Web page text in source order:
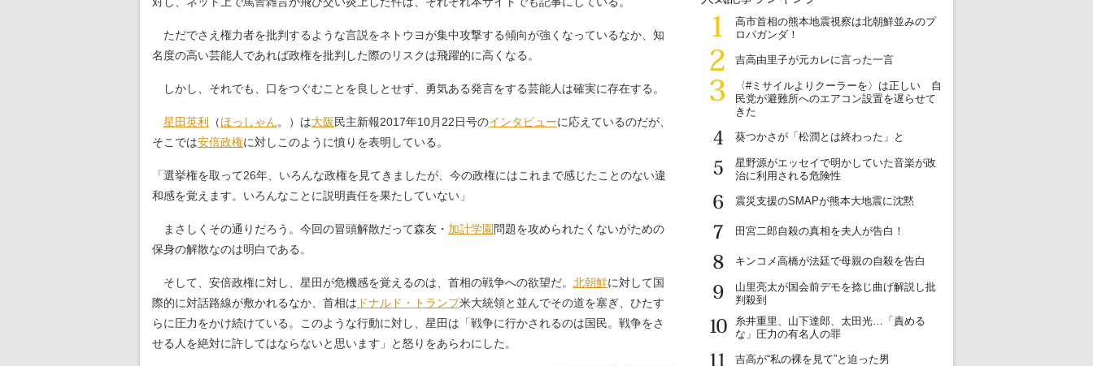
ただでさえ権力者を批判するような言説をネトウヨが集中攻撃する傾向が強くなっているなか、知
名度の高い芸能人であれば政権を批判した際のリスクは飛躍的に高くなる。
しかし、それでも、口をつぐむことを良しとせず、勇気ある発言をする芸能人は確実に存在する。
星田英利 （ほっしゃん。）は大阪 民主新報2017年10月22日号のインタビューに応えているのだが、
そこでは安倍政権に対しこのように憤りを表明している。
「選挙権を取って26年、いろんな政権を見てきましたが、今の政権にはこれまで感じたことのない違
和感を覚えます。いろんなことに説明責任を果たしていない」
まさしくその通りだろう。今回の冒頭解散だって森友・ 加計学園 問題を攻められたくないがための
保身の解散なのは明白である。
そして、安倍政権に対し、星田が危機感を覚えるのは、首相の戦争への欲望だ。 北朝鮮に対して国
際的に対話路線が敷かれるなか、首相は ドナルド・トランプ米大統領と並んでその道を塞ぎ、ひたす
らに圧力をかけ続けている。このような行動に対し、星田は「戦争に行かされるのは国民。戦争をさ
せる人を絶対に許してはならないと思います」と怒りをあらわにした。
1
高市首相の熊本地震視察は北朝鮮並みのプ
ロパガンダ！
2
吉高由里子が元カレに言った一言
3
〈#ミサイルよりクーラーを〉は正しい 自
民党が避難所へのエアコン設置を遅らせて
きた
4
葵つかさが「松潤とは終わった」と
5
星野源がエッセイで明かしていた音楽が政
治に利用される危険性
6
震災支援のSMAPが熊本大地震に沈黙
7
田宮二郎自殺の真相を夫人が告白！
8
キンコメ高橋が法廷で母親の自殺を告白
9
山里亮太が国会前デモを捻じ曲げ解説し批
判殺到
10
糸井重里、山下達郎、太田光…「責める
な」圧力の有名人の罪
11
吉高が“私の裸を見て”と迫った男